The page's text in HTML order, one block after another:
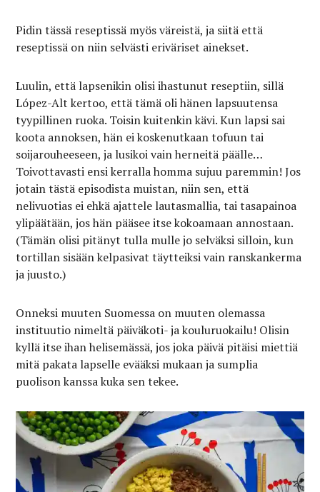
Pidin tässä reseptissä myös väreistä, ja siitä että
reseptissä on niin selvästi eriväriset ainekset.
Luulin, että lapsenikin olisi ihastunut reseptiin, sillä
López-Alt kertoo, että tämä oli hänen lapsuutensa
tyypillinen ruoka. Toisin kuitenkin kävi. Kun lapsi sai
koota annoksen, hän ei koskenutkaan tofuun tai
soijarouheeseen, ja lusikoi vain herneitä päälle…
Toivottavasti ensi kerralla homma sujuu paremmin! Jos
jotain tästä episodista muistan, niin sen, että
nelivuotias ei ehkä ajattele lautasmallia, tai tasapainoa
ylipäätään, jos hän pääsee itse kokoamaan annostaan.
(Tämän olisi pitänyt tulla mulle jo selväksi silloin, kun
tortillan sisään kelpasivat täytteiksi vain ranskankerma
ja juusto.)
Onneksi muuten Suomessa on muuten olemassa
instituutio nimeltä päiväkoti- ja kouluruokailu! Olisin
kyllä itse ihan helisemässä, jos joka päivä pitäisi miettiä
mitä pakata lapselle evääksi mukaan ja sumplia
puolison kanssa kuka sen tekee.